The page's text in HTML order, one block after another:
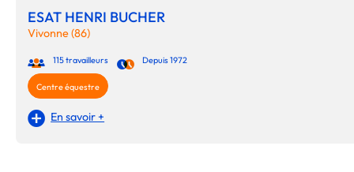
ESAT HENRI BUCHER
Vivonne (86)
115 travailleurs Depuis 1972
Centre équestre
En savoir +